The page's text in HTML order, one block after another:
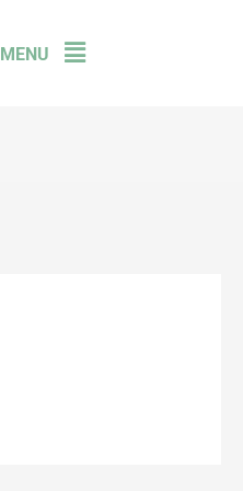
MENU
Flyout